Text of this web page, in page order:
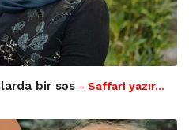
bir səs - Saffari yazır…